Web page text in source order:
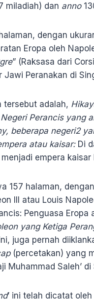
miladiah) dan anno
dengan
Eropa oleh
” (Raksasa dari
Jawi Peranakan di
tersebut adalah,
Perancis yang
beberapa negeri2
atau kaisar:Di
empera
157 halaman,
III atau Louis
Penguasa
yang Ketiga
juga pernah
(percetakan) yang
Muhammad Saleh’
’ ini telah dicatat